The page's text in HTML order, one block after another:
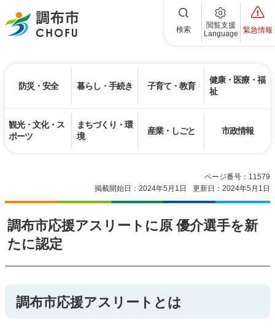
調布市 検索
閲覧支援
Language
緊急情報
防災・安全 暮らし・手続き 子育て・教育
健康・医療・福
祉
観光・文化・ス
ポーツ
まちづくり・環
境
産業・しごと 市政情報
ページ番号：11579
掲載開始日：2024年5月1日
更新日：2024年5月1日
調布市応援アスリートに原 優介選手を新
たに認定
調布市応援アスリートとは